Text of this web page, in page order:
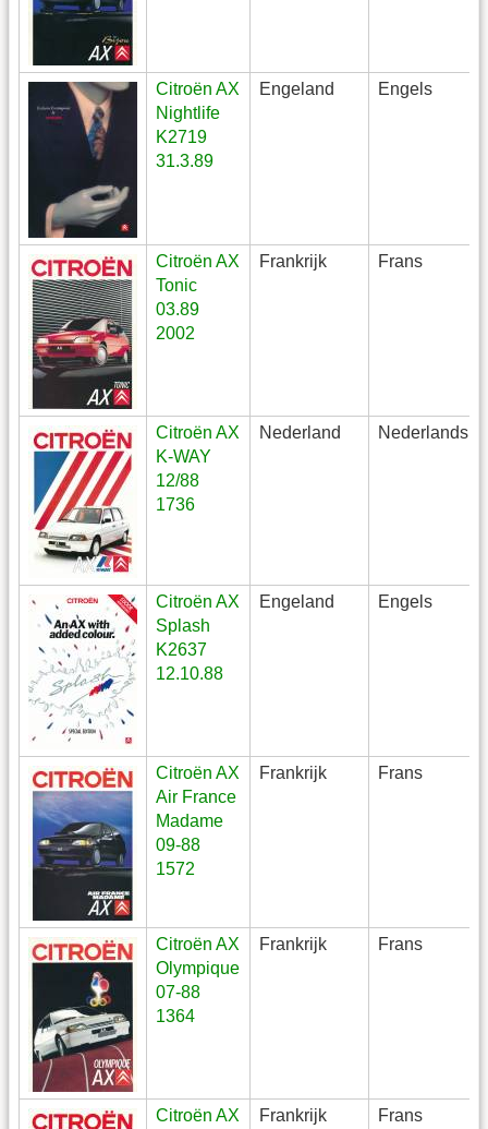
Citroën AX
Nightlife
K2719
31.3.89
Engeland Engels
Citroën AX
Tonic
03.89
2002
Frankrijk Frans
Citroën AX
K-WAY
12/88
1736
Nederland Nederlands
Citroën AX
Splash
K2637
12.10.88
Engeland Engels
Citroën AX
Air France
Madame
09-88
1572
Frankrijk Frans
Citroën AX
Olympique
07-88
1364
Frankrijk Frans
Citroën AX
Frankrijk Frans